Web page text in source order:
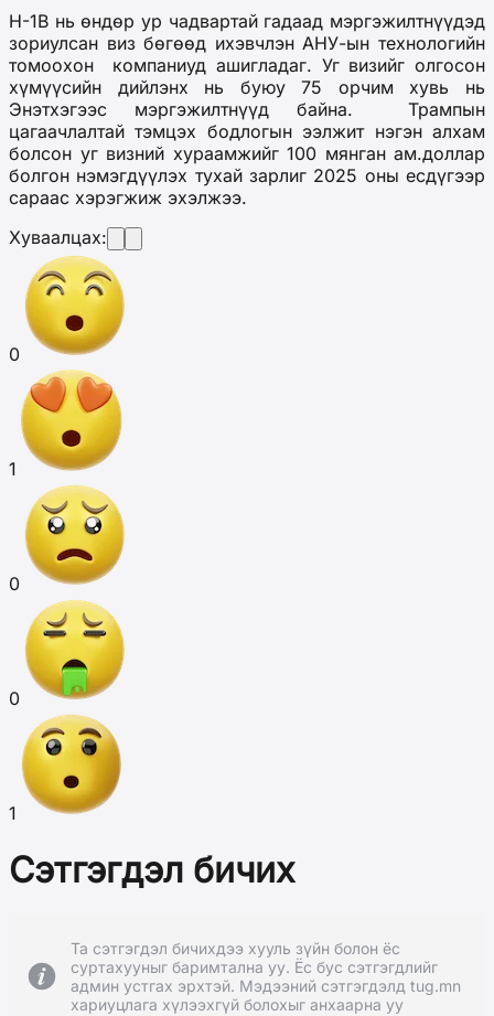
H-1B нь өндөр ур чадвартай гадаад мэргэжилтнүүдэд
зориулсан виз бөгөөд ихэвчлэн АНУ-ын технологийн
томоохон компаниуд ашигладаг. Уг визийг олгосон
хүмүүсийн дийлэнх нь буюу 75 орчим хувь нь
Энэтхэгээс мэргэжилтнүүд байна. Трампын
цагаачлалтай тэмцэх бодлогын ээлжит нэгэн алхам
болсон уг визний хураамжийг 100 мянган ам.доллар
болгон нэмэгдүүлэх тухай зарлиг 2025 оны есдүгээр
сараас хэрэгжиж эхэлжээ.
Хуваалцах:
0
1
0
0
1
Сэтгэгдэл бичих
Та сэтгэгдэл бичихдээ хууль зүйн болон ёс
суртахууныг баримтална уу. Ёс бус сэтгэгдлийг
админ устгах эрхтэй. Мэдээний сэтгэгдэлд tug.mn
хариуцлага хүлээхгүй болохыг анхаарна уу